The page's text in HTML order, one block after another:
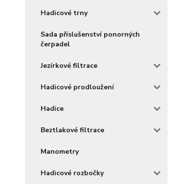
Hadicové trny
Sada příslušenství ponorných
čerpadel
Jezírkové filtrace
Hadicové prodloužení
Hadice
Beztlakové filtrace
Manometry
Hadicové rozbočky